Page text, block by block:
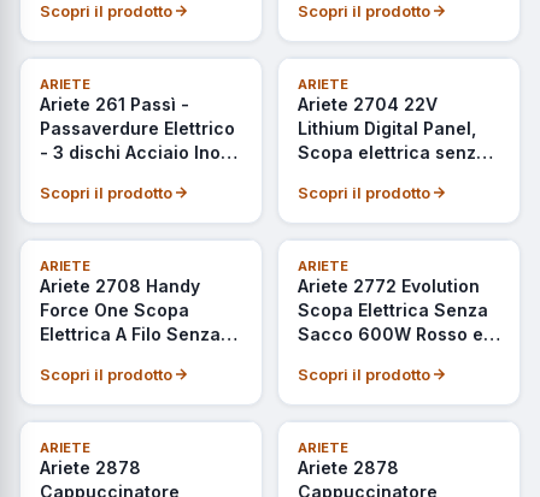
Antiaderenti Celeste
Scopri il prodotto Scopri il prodotto
NON DISPONIBILE
ARIETE
Ariete 261 Passì -
Passaverdure Elettrico
- 3 dischi Acciaio Inox
recipiente - 25 Watt -
Bianco e arancio
Scopri il prodotto
NON DISPONIBILE
ARIETE
Ariete 2704 22V
Lithium Digital Panel,
Scopa elettrica senza
Voltaggio 22,2V
Capacità serbatoio 1L,
Arancio
Scopri il prodotto
ULTIMI PEZZI
ARIETE
Ariete 2708 Handy
Force One Scopa
Elettrica A Filo Senza
Scopri il prodotto
NON DISPONIBILE
ARIETE
Ariete 2772 Evolution
Scopa Elettrica Senza
Sacco 600W Rosso e
Scopri il prodotto
ARIETE
Ariete 2878
Cappuccinatore
ULTIMI PEZZI
ARIETE
Ariete 2878
Cappuccinatore